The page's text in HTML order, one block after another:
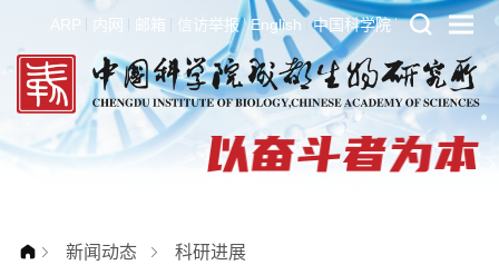
ARP 内网 邮箱 信访举报 English 中国科学院
新闻动态 科研进展